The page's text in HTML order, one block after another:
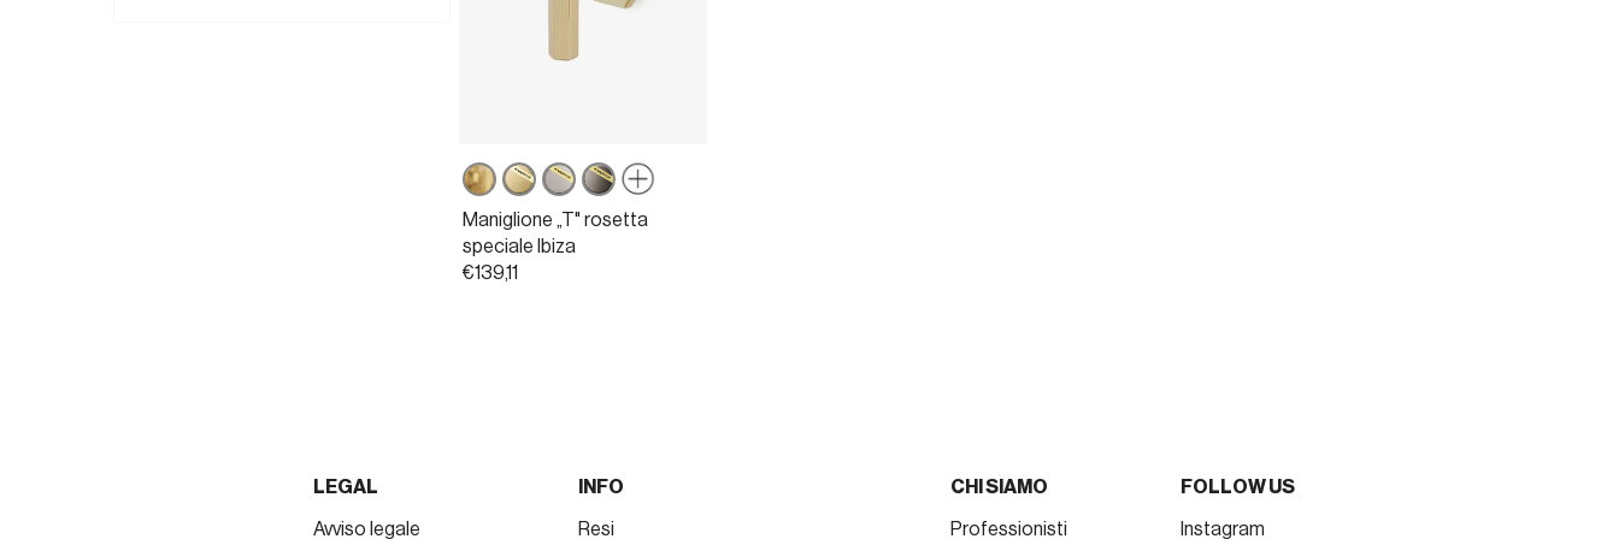
Ottone
non
verniciato
Powercoat
ottone
satinato
Powercoat
inox
Powercoat
grafite
Maniglione „T" rosetta
speciale Ibiza
€139,11
LEGAL
Avviso legale
INFO
Resi
CHI SIAMO
Professionisti
FOLLOW US
Instagram